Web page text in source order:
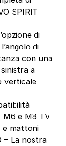
SPIRIT
di
di
con una
a
verticale
M6 e M8 TV
e mattoni
– La nostra